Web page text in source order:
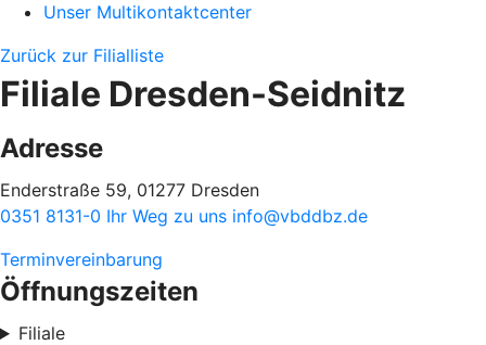
Unser Multikontaktcenter
Zurück zur Filialliste
Filiale Dresden-Seidnitz
Adresse
Enderstraße 59, 01277 Dresden
0351 8131-0 Ihr Weg zu uns info@vbddbz.de
Terminvereinbarung
Öffnungszeiten
Filiale